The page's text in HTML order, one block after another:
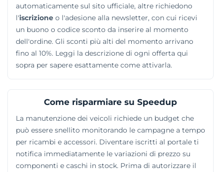
automaticamente sul sito ufficiale, altre richiedono
l'iscrizione o l'adesione alla newsletter, con cui ricevi
un buono o codice sconto da inserire al momento
dell'ordine. Gli sconti più alti del momento arrivano
fino al 10%. Leggi la descrizione di ogni offerta qui
sopra per sapere esattamente come attivarla.
Come risparmiare su Speedup
La manutenzione dei veicoli richiede un budget che
può essere snellito monitorando le campagne a tempo
per ricambi e accessori. Diventare iscritti al portale ti
notifica immediatamente le variazioni di prezzo su
componenti e caschi in stock. Prima di autorizzare il